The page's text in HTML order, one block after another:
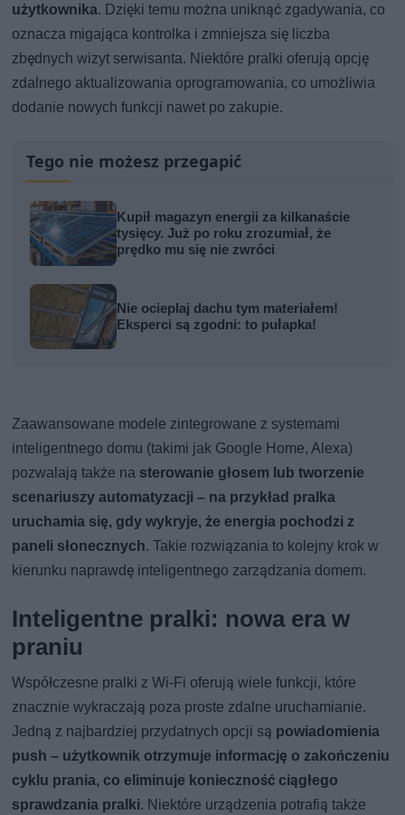
użytkownika. Dzięki temu można uniknąć zgadywania, co
oznacza migająca kontrolka i zmniejsza się liczba
zbędnych wizyt serwisanta. Niektóre pralki oferują opcję
zdalnego aktualizowania oprogramowania, co umożliwia
dodanie nowych funkcji nawet po zakupie.
Tego nie możesz przegapić
Kupił magazyn energii za kilkanaście
tysięcy. Już po roku zrozumiał, że
prędko mu się nie zwróci
Nie ocieplaj dachu tym materiałem!
Eksperci są zgodni: to pułapka!
Zaawansowane modele zintegrowane z systemami
inteligentnego domu (takimi jak Google Home, Alexa)
pozwalają także na sterowanie głosem lub tworzenie
scenariuszy automatyzacji – na przykład pralka
uruchamia się, gdy wykryje, że energia pochodzi z
paneli słonecznych. Takie rozwiązania to kolejny krok w
kierunku naprawdę inteligentnego zarządzania domem.
Inteligentne pralki: nowa era w
praniu
Współczesne pralki z Wi-Fi oferują wiele funkcji, które
znacznie wykraczają poza proste zdalne uruchamianie.
Jedną z najbardziej przydatnych opcji są powiadomienia
push – użytkownik otrzymuje informację o zakończeniu
cyklu prania, co eliminuje konieczność ciągłego
sprawdzania pralki. Niektóre urządzenia potrafią także